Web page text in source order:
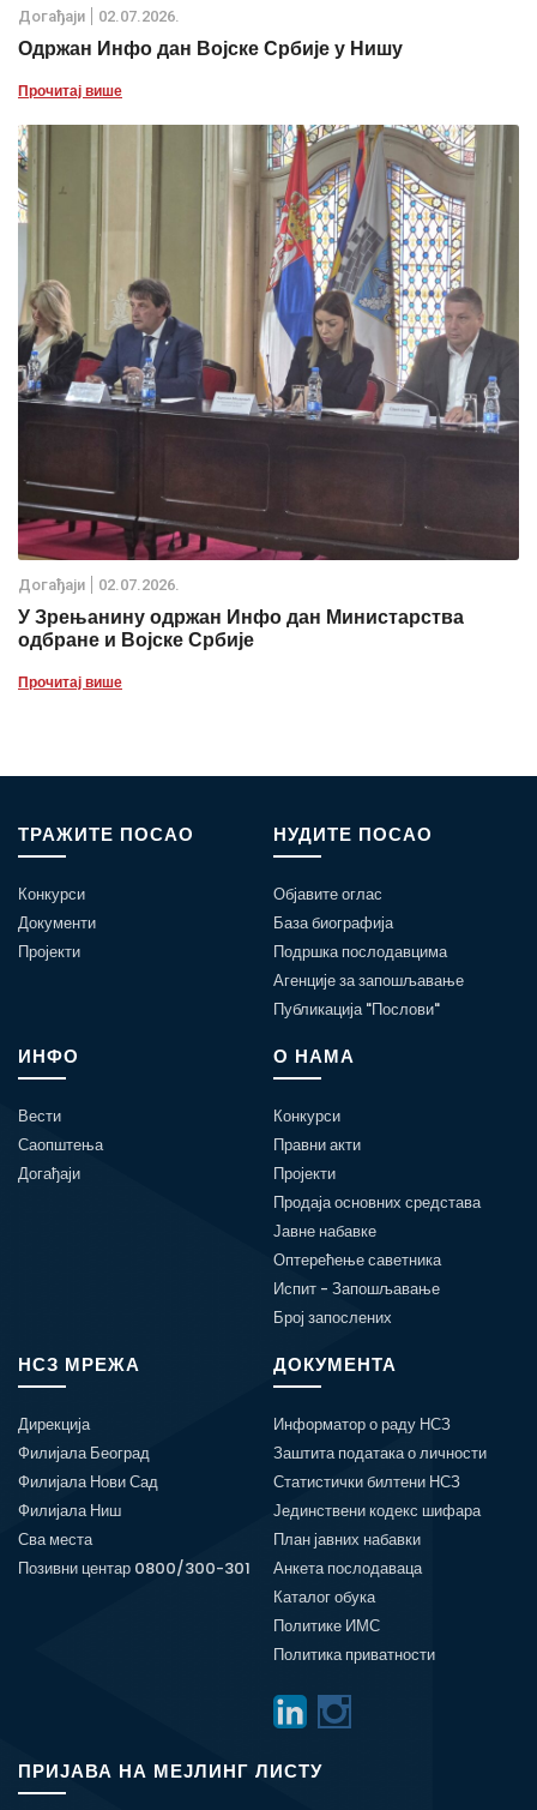
Дoгађаjи 02.07.2026.
Одржан Инфо дан Војске Србије у Нишу
Прочитај више
Дoгађаjи 02.07.2026.
У Зрењанину одржан Инфо дан Министарства
одбране и Војске Србије
Прочитај више
ТРАЖИТЕ ПОСАО
Конкурси
Документи
Пројекти
НУДИТЕ ПОСАО
Објавите оглас
База биографија
Подршка послодавцима
Агенције за запошљавање
Публикација "Послови"
ИНФО
Вести
Саопштења
Догађаји
О НАМА
Конкурси
Правни акти
Пројекти
Продаја основних средстава
Јавне набавке
Оптерећење саветника
Испит - Запошљавање
Број запослених
НСЗ МРЕЖА
Дирекција
Филијала Београд
Филијала Нови Сад
Филијала Ниш
Сва места
Позивни центар 0800/300-301
ДОКУМЕНТА
Информатор о раду НСЗ
Заштита података о личности
Статистички билтени НСЗ
Јединствени кодекс шифара
План јавних набавки
Анкета послодаваца
Каталог обука
Политике ИМС
Политика приватности
ПРИЈАВА НА МЕЈЛИНГ ЛИСТУ